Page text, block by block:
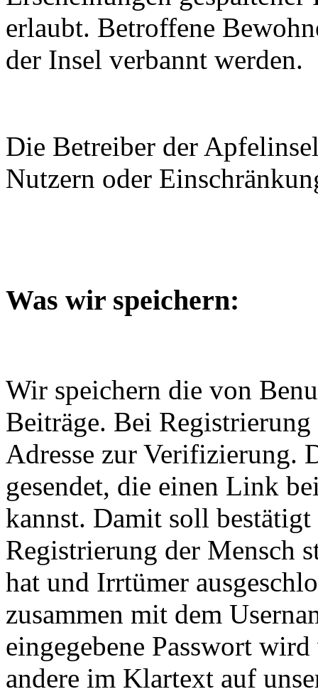
erlaubt. Betroffene
der Insel verbannt werden.
Die Betreiber der
Nutzern oder
Was wir speichern:
Wir speichern die von
Beiträge. Bei
Adresse zur Verifizierung.
gesendet, die einen Link
kannst. Damit soll
Registrierung der Mensch
hat und Irrtümer
zusammen mit dem
eingegebene Passwort
andere im Klartext auf